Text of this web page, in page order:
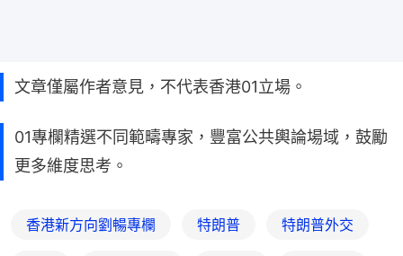
文章僅屬作者意見，不代表香港01立場。
01專欄精選不同範疇專家，豐富公共輿論場域，鼓勵
更多維度思考。
香港新方向劉暢專欄 特朗普 特朗普外交